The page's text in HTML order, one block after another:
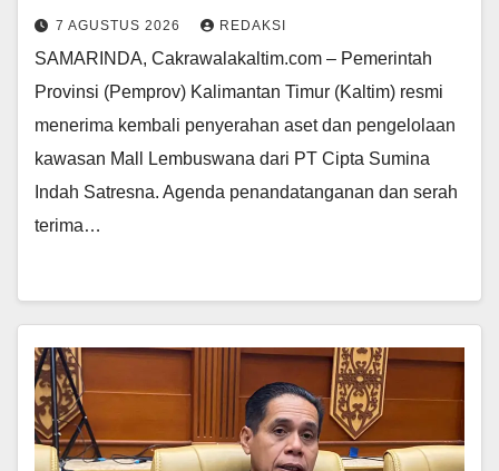
7 AGUSTUS 2026 REDAKSI
SAMARINDA, Cakrawalakaltim.com – Pemerintah
Provinsi (Pemprov) Kalimantan Timur (Kaltim) resmi
menerima kembali penyerahan aset dan pengelolaan
kawasan Mall Lembuswana dari PT Cipta Sumina
Indah Satresna. Agenda penandatanganan dan serah
terima…